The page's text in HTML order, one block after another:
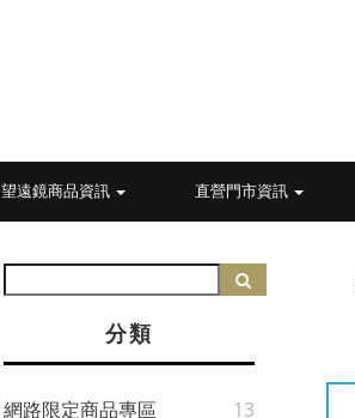
望遠鏡商品資訊 直營門市資訊
分類
網路限定商品專區
13